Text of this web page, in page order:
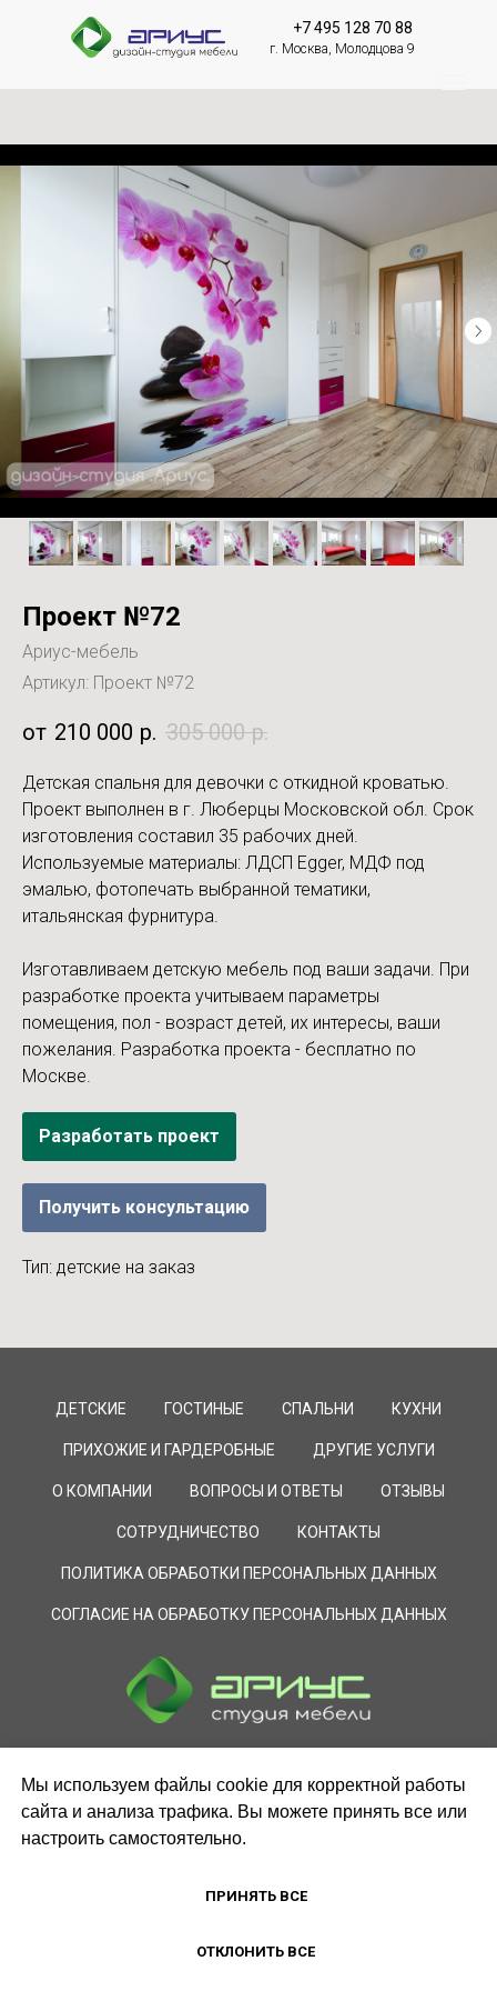
+7 495 128 70 88
г. Москва, Молодцова 9
Проект №72
Ариус-мебель
Артикул: Проект №72
210 000 р. 305 000 р.
Детская спальня для девочки с откидной кроватью.
Проект выполнен в г. Люберцы Московской обл. Срок
изготовления составил 35 рабочих дней.
Используемые материалы: ЛДСП Egger, МДФ под
эмалью, фотопечать выбранной тематики,
итальянская фурнитура.
Изготавливаем детскую мебель под ваши задачи. При
разработке проекта учитываем параметры
помещения, пол - возраст детей, их интересы, ваши
пожелания. Разработка проекта - бесплатно по
Москве.
Разработать проект
Получить консультацию
Тип: детские на заказ
ДЕТСКИЕ ГОСТИНЫЕ СПАЛЬНИ КУХНИ
ПРИХОЖИЕ И ГАРДЕРОБНЫЕ ДРУГИЕ УСЛУГИ
О КОМПАНИИ ВОПРОСЫ И ОТВЕТЫ ОТЗЫВЫ
СОТРУДНИЧЕСТВО КОНТАКТЫ
ПОЛИТИКА ОБРАБОТКИ ПЕРСОНАЛЬНЫХ ДАННЫХ
СОГЛАСИЕ НА ОБРАБОТКУ ПЕРСОНАЛЬНЫХ ДАННЫХ
Мы используем файлы cookie для корректной работы
сайта и анализа трафика. Вы можете принять все или
настроить самостоятельно.
ПРИНЯТЬ ВСЕ
ОТКЛОНИТЬ ВСЕ